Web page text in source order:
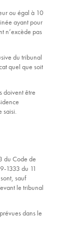
ou égal à 10
ayant pour
n’excède pas
du tribunal
quel que soit
doivent être
saisi.
du Code de
1333 du 11
sauf
le tribunal
dans le